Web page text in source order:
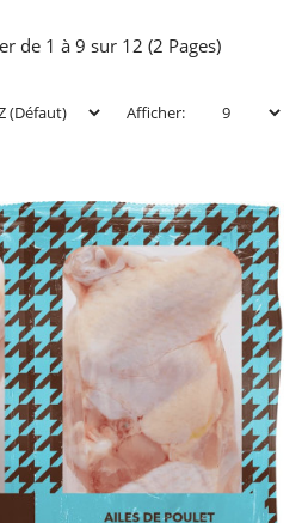
de 1 à 9 sur 12 (2 Pages)
Afficher: